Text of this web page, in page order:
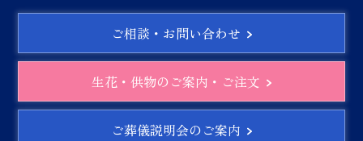
ご相談・お問い合わせ
生花・供物のご案内・ご注文
ご葬儀説明会のご案内